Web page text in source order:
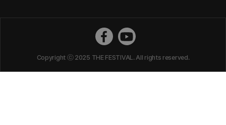
Copyright ⓒ 2025 THE FESTIVAL. All rights reserved.
더페스티벌 페이스북
더페스티벌 유튜브